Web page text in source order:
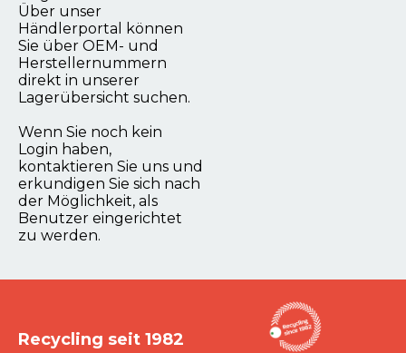
Über unser
Händlerportal können
Sie über OEM- und
Herstellernummern
direkt in unserer
Lagerübersicht suchen.
Wenn Sie noch kein
Login haben,
kontaktieren Sie uns und
erkundigen Sie sich nach
der Möglichkeit, als
Benutzer eingerichtet
zu werden.
Recycling seit 1982